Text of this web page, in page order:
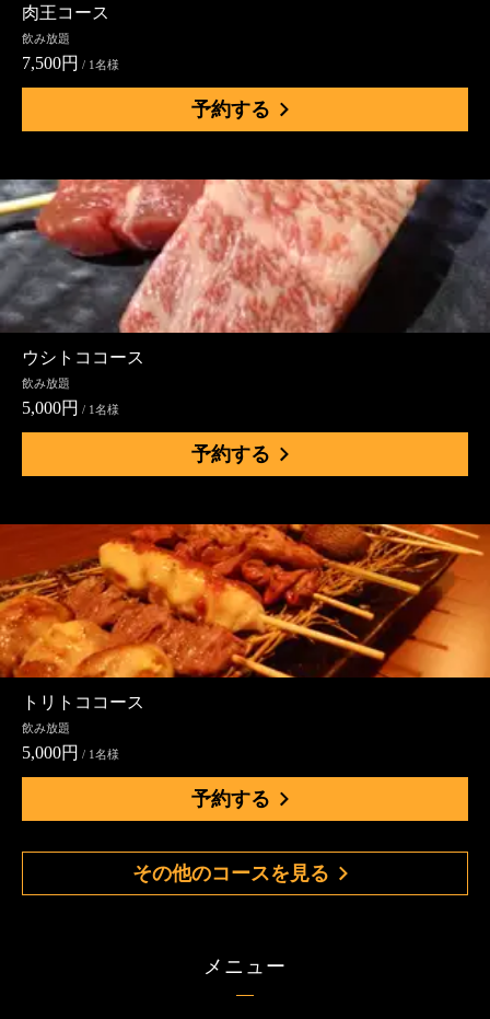
肉王コース
飲み放題
7,500円 / 1名様
予約する
ウシトココース
飲み放題
5,000円 / 1名様
予約する
トリトココース
飲み放題
5,000円 / 1名様
予約する
その他のコースを見る
メニュー